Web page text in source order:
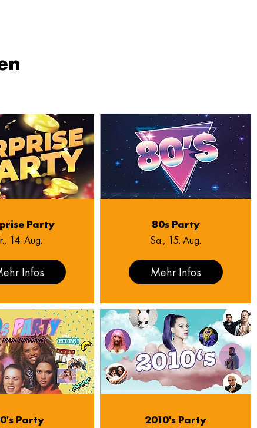
Party
14. Aug.
Infos
80s Party
Sa., 15. Aug.
Mehr Infos
Party
2010's Party